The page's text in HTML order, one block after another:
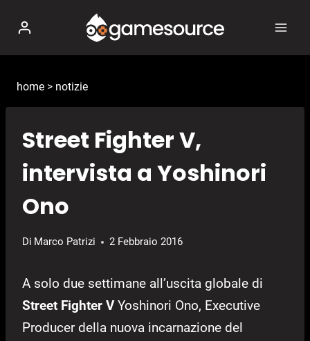
contenuto
home > notizie
Street Fighter V,
intervista a Yoshinori
Ono
Di Marco Patrizi 2 Febbraio 2016
A solo due settimane all’uscita globale di
Street Fighter VYoshinori Ono, Executive
Producer della nuova incarnazione del